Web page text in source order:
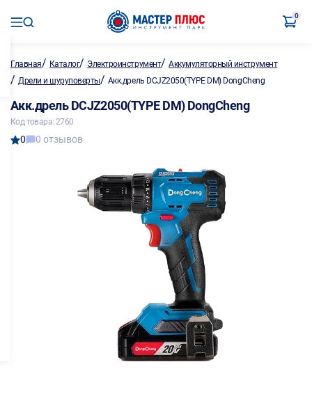
0
Главная/ Каталог/ Электроинструмент/Аккумуляторный инструмент
/ Дрели и шуруповерты/ Акк.дрель DCJZ2050(TYPE DM) DongCheng
Акк.дрель DCJZ2050(TYPE DM) DongCheng
Код товара: 2760
0 0 отзывов